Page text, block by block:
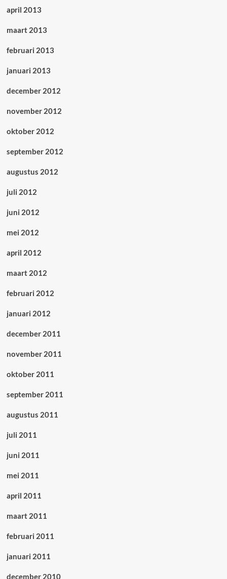
april 2013
maart 2013
februari 2013
januari 2013
december 2012
november 2012
oktober 2012
september 2012
augustus 2012
juli 2012
juni 2012
mei 2012
april 2012
maart 2012
februari 2012
januari 2012
december 2011
november 2011
oktober 2011
september 2011
augustus 2011
juli 2011
juni 2011
mei 2011
april 2011
maart 2011
februari 2011
januari 2011
december 2010